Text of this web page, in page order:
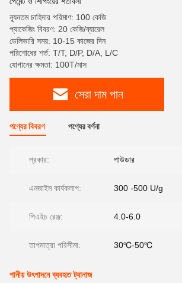
ন্যূনতম চাহিদার পরিমাণ: 100 কেজি
প্যাকেজিং বিবরণ: 20 কেজি/ব্যারেল
ডেলিভারি সময়: 10-15 কাজের দিন
পরিশোধের শর্ত: T/T, D/P, D/A, L/C
যোগানের ক্ষমতা: 100T/মাস
সেরা দাম পান
পণ্যের বিবরণ পণ্যের বর্ণনা
প্রকার: পাউডার
এনজাইম কার্যকলাপ: 300 -500 U/g
পিএইচ রেঞ্জ: 4.0-6.0
তাপমাত্রা পরিসীমা: 30℃-50℃
পানীয় উৎপাদনে ব্যবহৃত ট্যানাজ